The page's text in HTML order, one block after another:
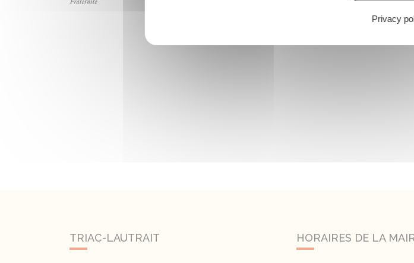
TRIAC-LAUTRAIT HORAIRES DE LA
Privacy